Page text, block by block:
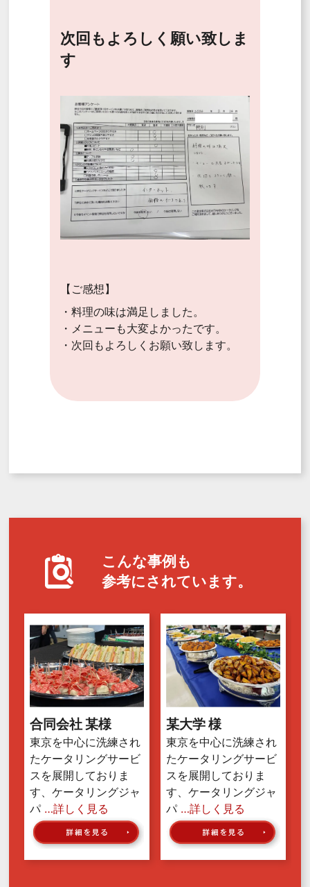
次回もよろしく願い致しま
す
【ご感想】
・料理の味は満足しました。
・メニューも大変よかったです。
・次回もよろしくお願い致します。
こんな事例も
参考にされています。
合同会社 某様
東京を中心に洗練され
たケータリングサービ
スを展開しておりま
す、ケータリングジャ
パ …詳しく見る
某大学 様
東京を中心に洗練され
たケータリングサービ
スを展開しておりま
す、ケータリングジャ
パ …詳しく見る